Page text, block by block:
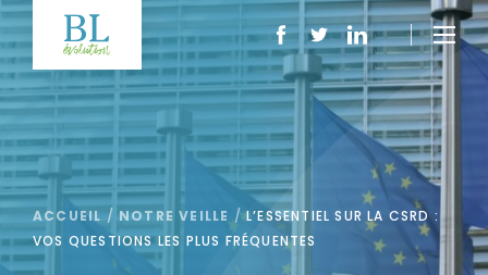
ACCUEIL / NOTRE VEILLE /L’ESSENTIEL SUR LA CSRD :
VOS QUESTIONS LES PLUS FRÉQUENTES